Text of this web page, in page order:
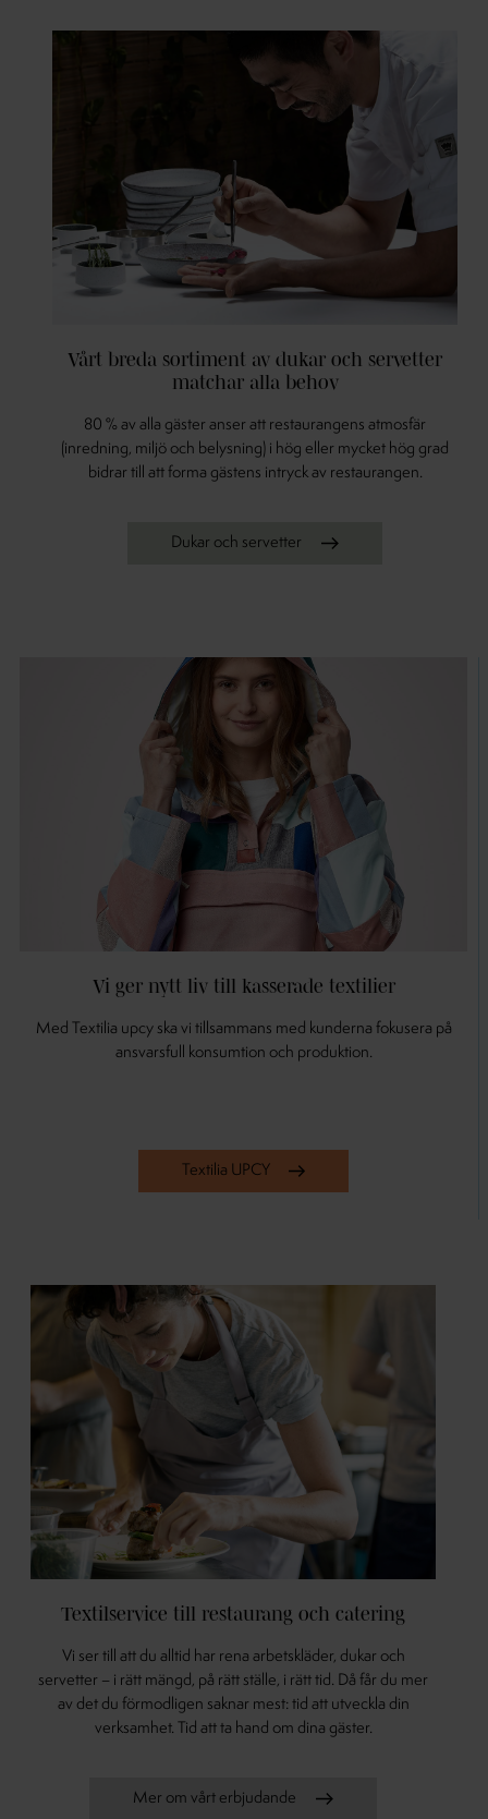
Vårt breda sortiment av dukar och servetter
matchar alla behov
80 % av alla gäster anser att restaurangens atmosfär
(inredning, miljö och belysning) i hög eller mycket hög grad
bidrar till att forma gästens intryck av restaurangen.
Dukar och servetter
Vi ger nytt liv till kasserade textilier
Med Textilia upcy ska vi tillsammans med kunderna fokusera på
ansvarsfull konsumtion och produktion.
Textilia UPCY
Textilservice till restaurang och catering
Vi ser till att du alltid har rena arbetskläder, dukar och
servetter – i rätt mängd, på rätt ställe, i rätt tid. Då får du mer
av det du förmodligen saknar mest: tid att utveckla din
verksamhet. Tid att ta hand om dina gäster.
Mer om vårt erbjudande